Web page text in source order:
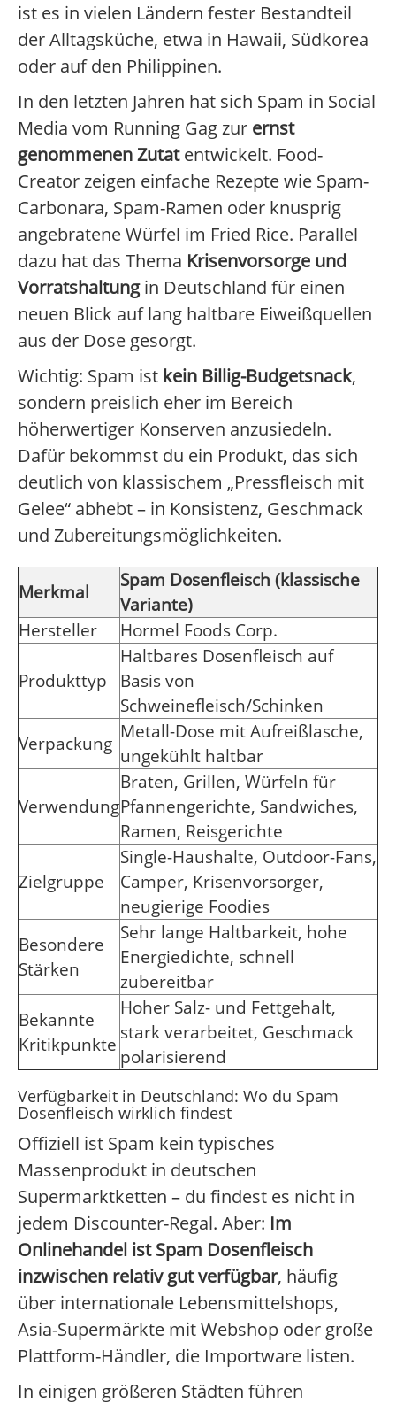
ist es in vielen Ländern fester Bestandteil
der Alltagsküche, etwa in Hawaii, Südkorea
oder auf den Philippinen.
In den letzten Jahren hat sich Spam in Social
Media vom Running Gag zur ernst
genommenen Zutatentwickelt. Food-
Creator zeigen einfache Rezepte wie Spam-
Carbonara, Spam-Ramen oder knusprig
angebratene Würfel im Fried Rice. Parallel
dazu hat das Thema Krisenvorsorge und
Vorratshaltungin Deutschland für einen
neuen Blick auf lang haltbare Eiweißquellen
aus der Dose gesorgt.
Wichtig: Spam ist kein Billig-Budgetsnack,
sondern preislich eher im Bereich
höherwertiger Konserven anzusiedeln.
Dafür bekommst du ein Produkt, das sich
deutlich von klassischem „Pressfleisch mit
Gelee“ abhebt – in Konsistenz, Geschmack
und Zubereitungsmöglichkeiten.
Merkmal
Spam Dosenfleisch (klassische
Variante)
Hersteller
Hormel Foods Corp.
Produkttyp
Haltbares Dosenfleisch auf
Basis von
Schweinefleisch/Schinken
Verpackung
Metall-Dose mit Aufreißlasche,
ungekühlt haltbar
Verwendung
Braten, Grillen, Würfeln für
Pfannengerichte, Sandwiches,
Ramen, Reisgerichte
Zielgruppe
Single-Haushalte, Outdoor-Fans,
Camper, Krisenvorsorger,
neugierige Foodies
Besondere
Stärken
Sehr lange Haltbarkeit, hohe
Energiedichte, schnell
zubereitbar
Bekannte
Kritikpunkte
Hoher Salz- und Fettgehalt,
stark verarbeitet, Geschmack
polarisierend
Verfügbarkeit in Deutschland: Wo du Spam
Dosenfleisch wirklich findest
Offiziell ist Spam kein typisches
Massenprodukt in deutschen
Supermarktketten – du findest es nicht in
jedem Discounter-Regal. Aber: Im
Onlinehandel ist Spam Dosenfleisch
inzwischen relativ gut verfügbar, häufig
über internationale Lebensmittelshops,
Asia-Supermärkte mit Webshop oder große
Plattform-Händler, die Importware listen.
In einigen größeren Städten führen